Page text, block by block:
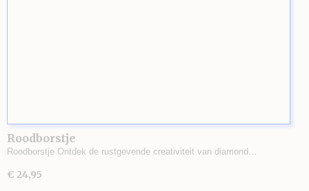
Roodborstje
Roodborstje Ontdek de rustgevende creativiteit van diamond…
€ 24,95